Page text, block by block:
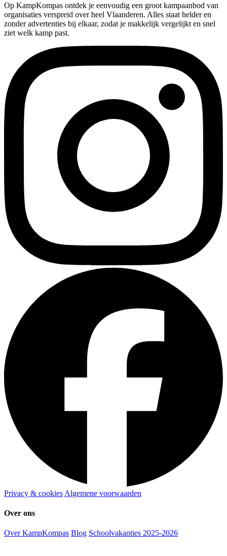
Op KampKompas ontdek je eenvoudig een groot kampaanbod van
organisaties verspreid over heel Vlaanderen. Alles staat helder en
zonder advertenties bij elkaar, zodat je makkelijk vergelijkt en snel
ziet welk kamp past.
Privacy & cookies Algemene voorwaarden
Over ons
Over KampKompas Blog Schoolvakanties 2025-2026